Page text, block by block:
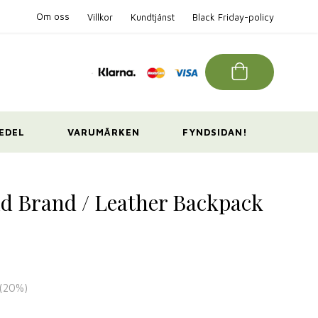
Om oss Villkor Kundtjänst Black Friday-policy
VARUMÄRKEN FYNDSIDAN!
Brand / Leather Backpack
20%)